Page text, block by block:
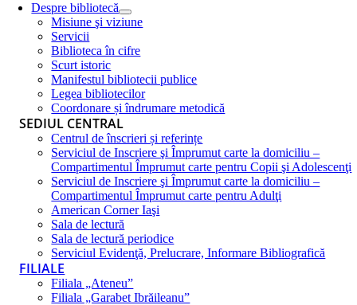
Despre bibliotecă
Misiune şi viziune
Servicii
Biblioteca în cifre
Scurt istoric
Manifestul bibliotecii publice
Legea bibliotecilor
Coordonare și îndrumare metodică
SEDIUL CENTRAL
Centrul de înscrieri și referințe
Serviciul de Inscriere şi Împrumut carte la domiciliu –
Compartimentul Împrumut carte pentru Copii şi Adolescenţi
Serviciul de Inscriere şi Împrumut carte la domiciliu –
Compartimentul Împrumut carte pentru Adulţi
American Corner Iaşi
Sala de lectură
Sala de lectură periodice
Serviciul Evidenţă, Prelucrare, Informare Bibliografică
FILIALE
Filiala „Ateneu”
Filiala „Garabet Ibrăileanu”